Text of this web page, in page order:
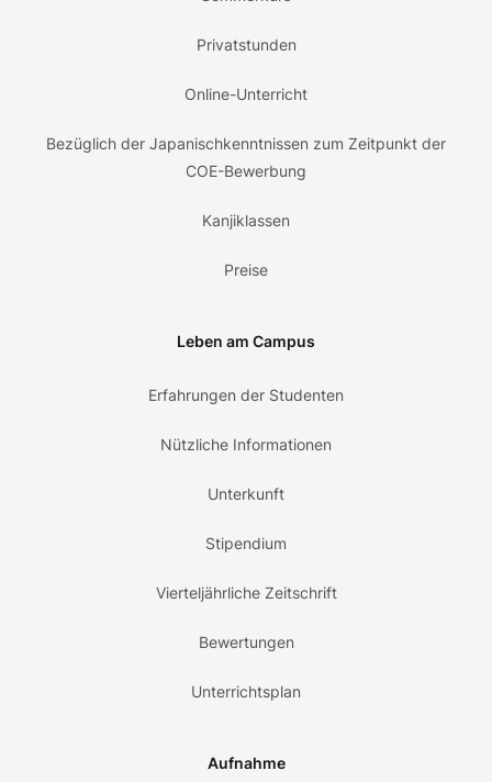
Privatstunden
Online-Unterricht
Bezüglich der Japanischkenntnissen zum Zeitpunkt der
COE-Bewerbung
Kanjiklassen
Preise
Leben am Campus
Erfahrungen der Studenten
Nützliche Informationen
Unterkunft
Stipendium
Vierteljährliche Zeitschrift
Bewertungen
Unterrichtsplan
Aufnahme